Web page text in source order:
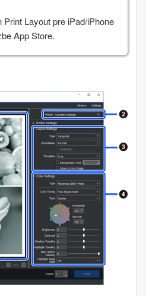
Print Layoutpre iPad/iPhone
App Store.